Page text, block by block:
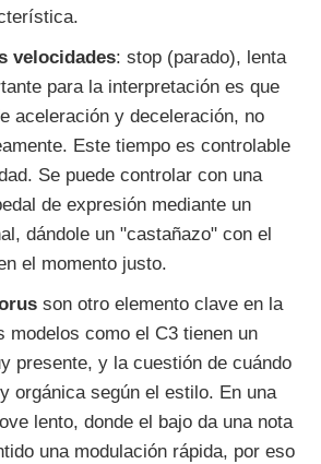
velocidades: stop (parado), lenta
para la interpretación es que
aceleración y deceleración, no
Este tiempo es controlable
Se puede controlar con una
de expresión mediante un
dándole un "castañazo" con el
el momento justo.
son otro elemento clave en la
modelos como el C3 tienen un
presente, y la cuestión de cuándo
orgánica según el estilo. En una
lento, donde el bajo da una nota
una modulación rápida, por eso